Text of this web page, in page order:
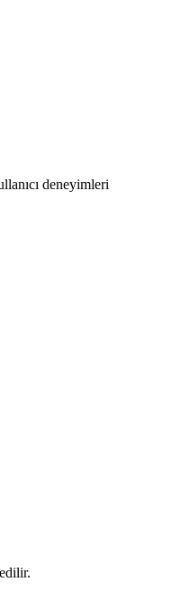
deneyimleri